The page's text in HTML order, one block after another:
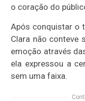
o coração do
Após conquistar o
Clara não conteve
emoção através
ela expressou a
sem uma faixa.